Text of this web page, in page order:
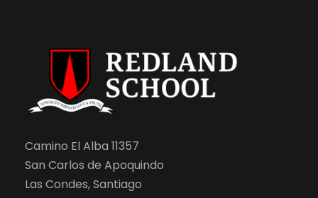
Camino El Alba 11357
San Carlos de Apoquindo
Las Condes, Santiago